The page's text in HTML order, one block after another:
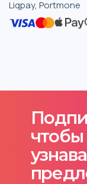
Liqpay, Portmone